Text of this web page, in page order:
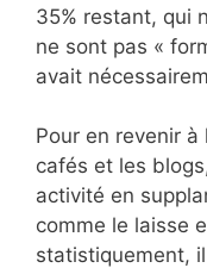
35% restant, qui
ne sont pas «
avait
Pour en revenir à
cafés et les
activité en
comme le laisse
statistiquement,